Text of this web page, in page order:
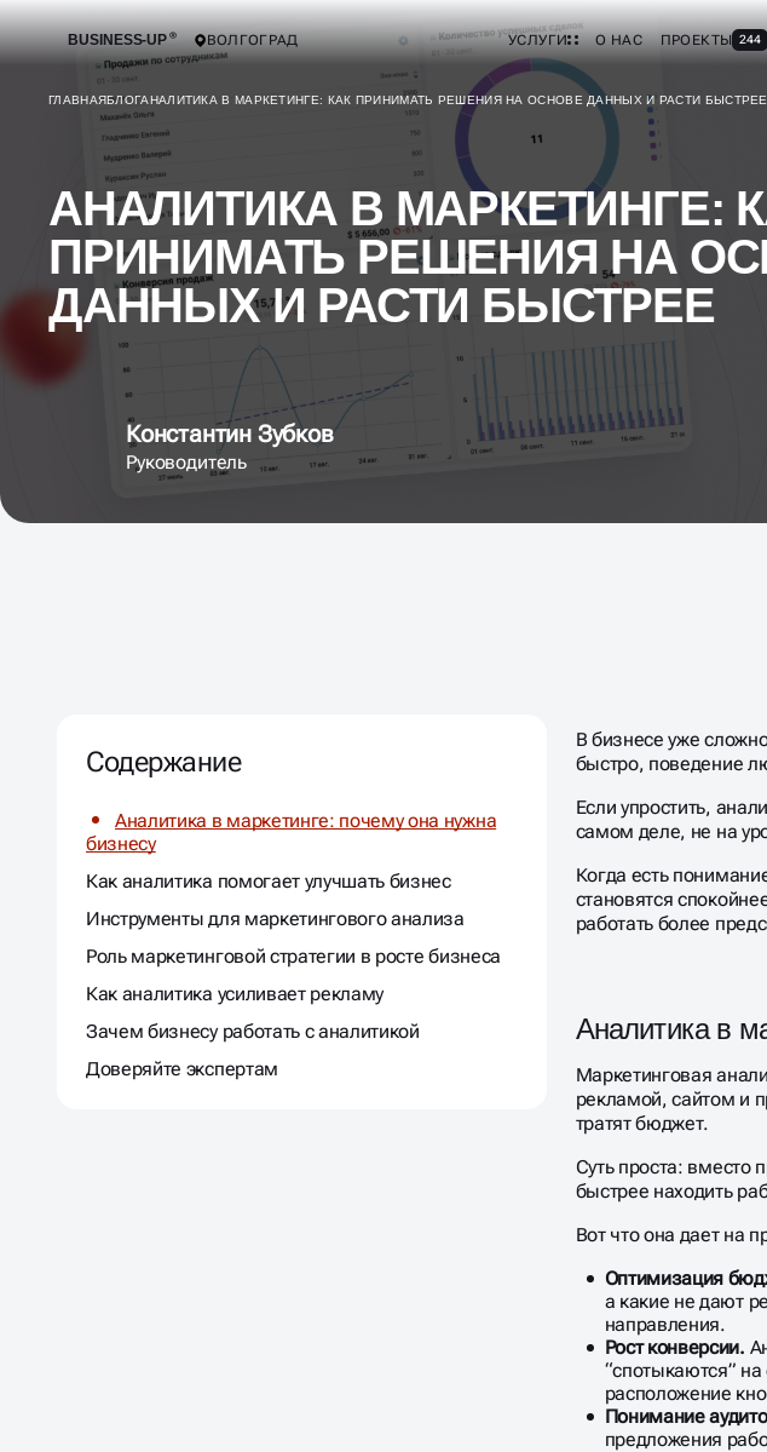
BUSINESS-UP ВОЛГОГРАД УСЛУГИ О НАС ПРОЕКТЫ 244
ГЛАВНАЯБЛОГАНАЛИТИКА В МАРКЕТИНГЕ: КАК ПРИНИМАТЬ РЕШЕНИЯ НА ОСНОВЕ ДАННЫХ И РАСТИ БЫСТРЕЕ
АНАЛИТИКА В МАРКЕТИНГЕ:
ПРИНИМАТЬ РЕШЕНИЯ НА
ДАННЫХ И РАСТИ БЫСТРЕЕ
Константин Зубков
Руководитель
Содержание
Аналитика в маркетинге: почему она нужна
бизнесу
Как аналитика помогает улучшать бизнес
Инструменты для маркетингового анализа
Роль маркетинговой стратегии в росте бизнеса
Как аналитика усиливает рекламу
Зачем бизнесу работать с аналитикой
Доверяйте экспертам
В бизнесе уже
быстро, поведение
Если упростить,
самом деле, не на
Когда есть
становятся
работать более
Аналитика в
Маркетинговая
рекламой, сайтом и
тратят бюджет.
Суть проста: вместо
быстрее находить
Вот что она дает на
Оптимизация
а какие не дают
направления.
Рост конверсии.
“спотыкаются”
расположение
Понимание
предложения